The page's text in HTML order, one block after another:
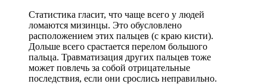
Статистика гласит, что чаще всего у людей
ломаются мизинцы. Это обусловлено
расположением этих пальцев (с краю кисти).
Дольше всего срастается перелом большого
пальца. Травматизация других пальцев тоже
может повлечь за собой отрицательные
последствия, если они срослись неправильно.